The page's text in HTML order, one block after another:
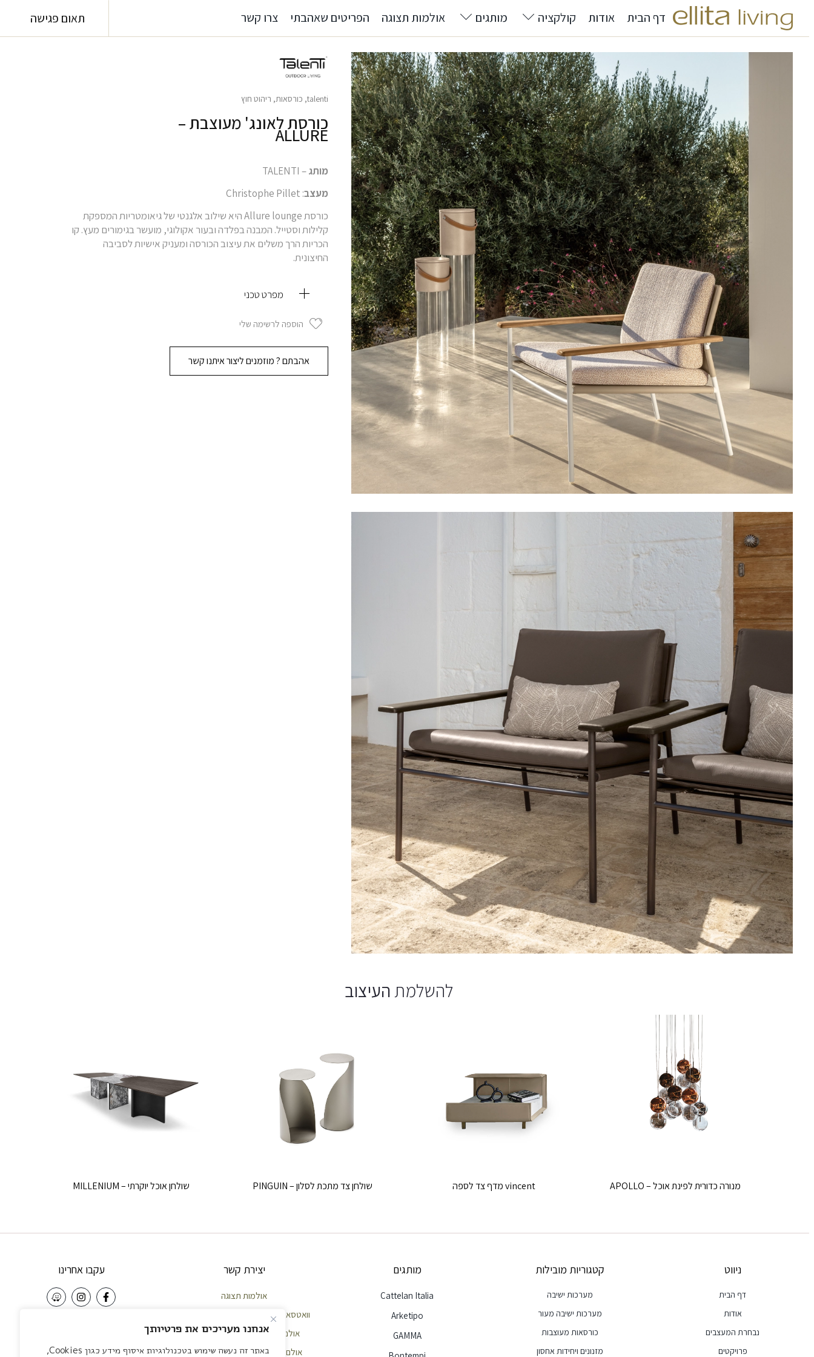
אנחנו מעריכים את פרטיותך
באתר זה נעשה שימוש בטכנולוגיות איסוף מידע כגון Cookies,
דף הבית אודות קולקציה מותגים אולמות תצוגה הפריטים שאהבתי צרו קשר תאום פגישה
talenti
,כורסאות,ריהוט חוץ
כורסת לאונג' מעוצבת –
ALLURE
מותג– TALENTI
מעצב: Christophe Pillet
כורסת Allure lounge היא שילוב אלגנטי של גיאומטריות המספקת
קלילות וסטייל. המבנה בפלדה ובעור אקולוגי, מועשר בגימורים מעץ. קו
הכריות הרך משלים את עיצוב הכורסה ומעניק אישיות לסביבה
החיצונית.
מפרט טכני
הוספה לרשימה שלי
אהבתם ? מוזמנים ליצור איתנו קשר
להשלמתהעיצוב
מנורה כדורית לפינת אוכל – APOLLO vincent מדף צד לספה שולחן צד מתכת לסלון – PINGUIN שולחן אוכל יוקרתי – MILLENIUM
ניווט
דף הבית
אודות
נבחרת המעצבים
פרויקטים
קטגוריות מובילות
מערכות ישיבה
מערכות ישיבה מעור
כורסאות מעוצבות
מזנונים ויחידות אחסון
מותגים
Cattelan Italia
Arketipo
GAMMA
יצירת קשר
אולמות תצוגה
וואטסאפ שירות לקוחות – 058-5921010
אולם תצוגה חיפה – 04-8422642
אולם תצוגה הרצליה – 03-7581111
עקבו אחרינו